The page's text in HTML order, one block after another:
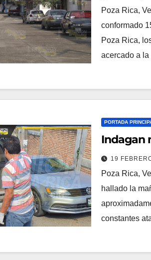
Poza Rica,
conformado
Poza Rica,
acercado a
PORTADA
Indagan
19
Poza Rica,
hallado la
constantes